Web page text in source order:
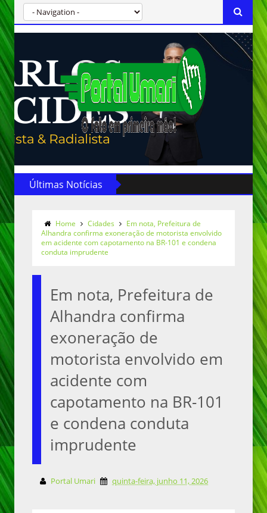
Últimas Notícias
Home Cidades
Em nota, Prefeitura de
Alhandra confirma exoneração de motorista envolvido
em acidente com capotamento na BR-101 e condena
conduta imprudente
Em nota, Prefeitura de
Alhandra confirma
exoneração de
motorista envolvido em
acidente com
capotamento na BR-101
e condena conduta
imprudente
Portal Umari quinta-feira, junho 11, 2026